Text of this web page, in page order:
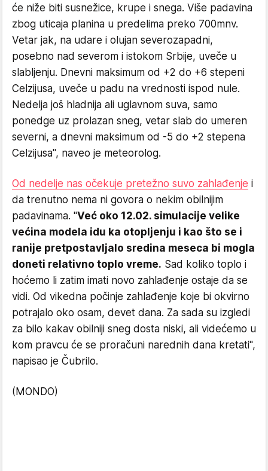
će niže biti susnežice, krupe i snega. Više padavina
zbog uticaja planina u predelima preko 700mnv.
Vetar jak, na udare i olujan severozapadni,
posebno nad severom i istokom Srbije, uveče u
slabljenju. Dnevni maksimum od +2 do +6 stepeni
Celzijusa, uveče u padu na vrednosti ispod nule.
Nedelja još hladnija ali uglavnom suva, samo
ponedge uz prolazan sneg, vetar slab do umeren
severni, a dnevni maksimum od -5 do +2 stepena
Celzijusa", naveo je meteorolog.
Od nedelje nas očekuje pretežno suvo zahlađenje i
da trenutno nema ni govora o nekim obilnijim
padavinama. "Već oko 12.02. simulacije velike
većina modela idu ka otopljenju i kao što se i
ranije pretpostavljalo sredina meseca bi mogla
doneti relativno toplo vreme. Sad koliko toplo i
hoćemo li zatim imati novo zahlađenje ostaje da se
vidi. Od vikedna počinje zahlađenje koje bi okvirno
potrajalo oko osam, devet dana. Za sada su izgledi
za bilo kakav obilniji sneg dosta niski, ali videćemo u
kom pravcu će se proračuni narednih dana kretati",
napisao je Čubrilo.
(MONDO)